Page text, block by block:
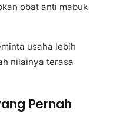
obat anti mabuk
usaha lebih
nilainya terasa
Pernah